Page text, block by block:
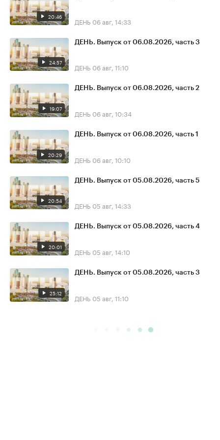
20:46 ДЕНЬ 06 авг, 14:33
24:57
ДЕНЬ. Выпуск от 06.08.2026, часть 3
ДЕНЬ 06 авг, 11:10
19:07
ДЕНЬ. Выпуск от 06.08.2026, часть 2
ДЕНЬ 06 авг, 10:34
20:29
ДЕНЬ. Выпуск от 06.08.2026, часть 1
ДЕНЬ 06 авг, 10:10
20:54
ДЕНЬ. Выпуск от 05.08.2026, часть 5
ДЕНЬ 05 авг, 14:33
20:01
ДЕНЬ. Выпуск от 05.08.2026, часть 4
ДЕНЬ 05 авг, 14:10
25:12
ДЕНЬ. Выпуск от 05.08.2026, часть 3
ДЕНЬ 05 авг, 11:10